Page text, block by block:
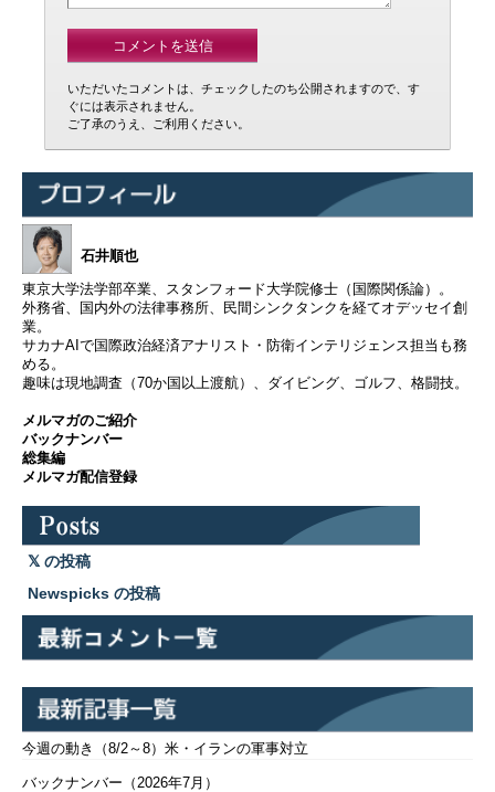
いただいたコメントは、チェックしたのち公開されますので、す
ぐには表示されません。
ご了承のうえ、ご利用ください。
石井順也
東京大学法学部卒業、スタンフォード大学院修士（国際関係論）。
外務省、国内外の法律事務所、民間シンクタンクを経てオデッセイ創
業。
サカナAIで国際政治経済アナリスト・防衛インテリジェンス担当も務
める。
趣味は現地調査（70か国以上渡航）、ダイビング、ゴルフ、格闘技。
メルマガのご紹介
バックナンバー
総集編
メルマガ配信登録
の投稿
Newspicks の投稿
今週の動き（8/2～8）米・イランの軍事対立
バックナンバー（2026年7月）